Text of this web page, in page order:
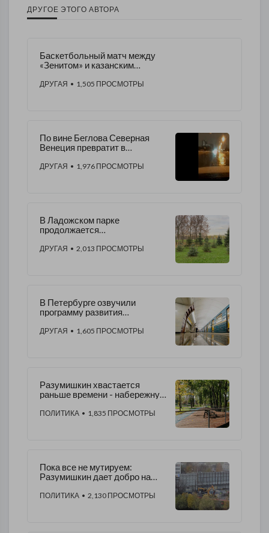
ДРУГОЕ ЭТОГО АВТОРА
Баскетбольный матч между
«Зенитом» и казанским
ДРУГАЯ • 1,505 ПРОСМОТРЫ
По вине Беглова Северная
Венеция превратит в
затоплении
ДРУГАЯ • 1,976 ПРОСМОТРЫ
В Ладожском парке
продолжается
ДРУГАЯ • 2,013 ПРОСМОТРЫ
В Петербурге озвучили
программу развития
ДРУГАЯ • 1,605 ПРОСМОТРЫ
Разумишкин хвастается
раньше времени - набережную
СПб так и не открыли
ПОЛИТИКА • 1,835 ПРОСМОТРЫ
Пока все не мутируем:
Разумишкин дает добро на
ПОЛИТИКА • 2,130 ПРОСМОТРЫ